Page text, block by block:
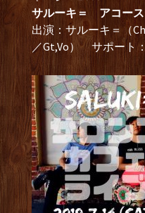
サルーキ＝ アコース
出演：サルーキ＝（
／Gt,Vo） サポート